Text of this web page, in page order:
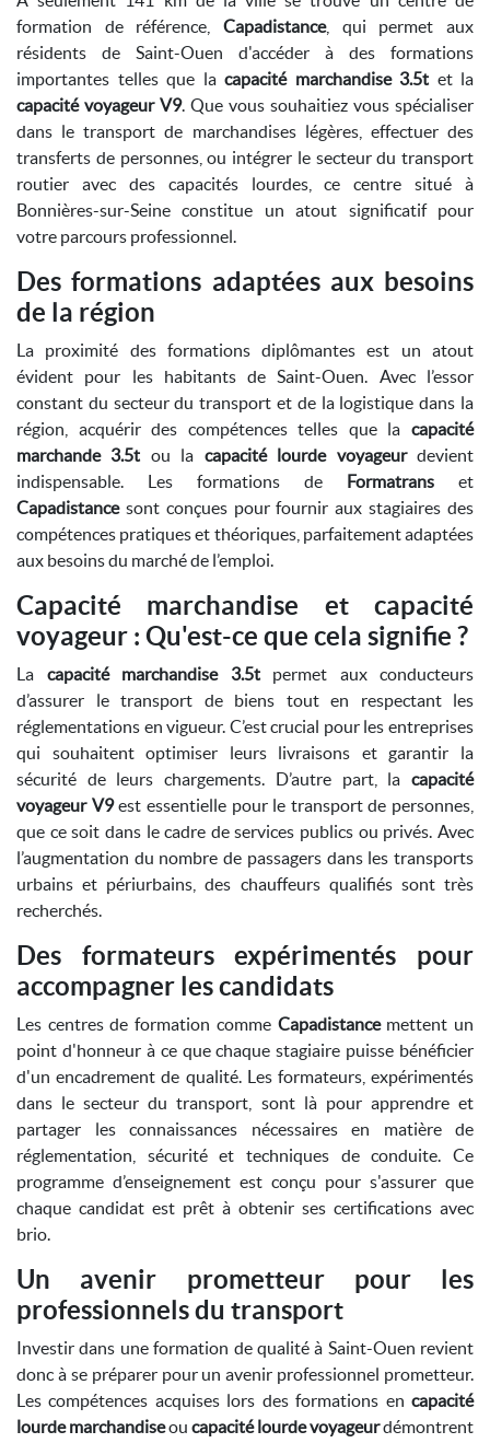
formation de référence, Capadistance, qui permet aux
résidents de Saint-Ouen d'accéder à des formations
importantes telles que la capacité marchandise 3.5t et la
capacité voyageur V9. Que vous souhaitiez vous spécialiser
dans le transport de marchandises légères, effectuer des
transferts de personnes, ou intégrer le secteur du transport
routier avec des capacités lourdes, ce centre situé à
Bonnières-sur-Seine constitue un atout significatif pour
votre parcours professionnel.
Des formations adaptées aux besoins
de la région
La proximité des formations diplômantes est un atout
évident pour les habitants de Saint-Ouen. Avec l’essor
constant du secteur du transport et de la logistique dans la
région, acquérir des compétences telles que la capacité
marchande 3.5t ou la capacité lourde voyageurdevient
indispensable. Les formations de Formatrans et
Capadistancesont conçues pour fournir aux stagiaires des
compétences pratiques et théoriques, parfaitement adaptées
aux besoins du marché de l’emploi.
Capacité marchandise et capacité
voyageur : Qu'est-ce que cela signifie ?
La capacité marchandise 3.5tpermet aux conducteurs
d’assurer le transport de biens tout en respectant les
réglementations en vigueur. C’est crucial pour les entreprises
qui souhaitent optimiser leurs livraisons et garantir la
sécurité de leurs chargements. D’autre part, la capacité
voyageur V9est essentielle pour le transport de personnes,
que ce soit dans le cadre de services publics ou privés. Avec
l’augmentation du nombre de passagers dans les transports
urbains et périurbains, des chauffeurs qualifiés sont très
recherchés.
Des formateurs expérimentés pour
accompagner les candidats
Les centres de formation comme Capadistancemettent un
point d'honneur à ce que chaque stagiaire puisse bénéficier
d'un encadrement de qualité. Les formateurs, expérimentés
dans le secteur du transport, sont là pour apprendre et
partager les connaissances nécessaires en matière de
réglementation, sécurité et techniques de conduite. Ce
programme d’enseignement est conçu pour s'assurer que
chaque candidat est prêt à obtenir ses certifications avec
brio.
Un avenir prometteur pour les
professionnels du transport
Investir dans une formation de qualité à Saint-Ouen revient
donc à se préparer pour un avenir professionnel prometteur.
Les compétences acquises lors des formations en capacité
lourde marchandiseou capacité lourde voyageurdémontrent